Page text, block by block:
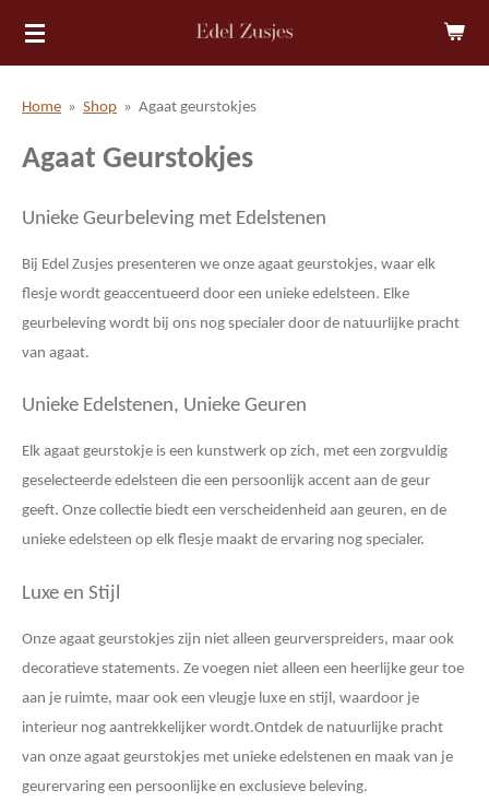
Ga
deHome » Shop » Agaat geurstokjes
Agaat Geurstokjes
Unieke Geurbeleving met Edelstenen
Bij Edel Zusjes presenteren we onze agaat geurstokjes, waar elk
flesje wordt geaccentueerd door een unieke edelsteen. Elke
geurbeleving wordt bij ons nog specialer door de natuurlijke pracht
van agaat.
Unieke Edelstenen, Unieke Geuren
Elk agaat geurstokje is een kunstwerk op zich, met een zorgvuldig
geselecteerde edelsteen die een persoonlijk accent aan de geur
geeft. Onze collectie biedt een verscheidenheid aan geuren, en de
unieke edelsteen op elk flesje maakt de ervaring nog specialer.
Luxe en Stijl
Onze agaat geurstokjes zijn niet alleen geurverspreiders, maar ook
decoratieve statements. Ze voegen niet alleen een heerlijke geur toe
aan je ruimte, maar ook een vleugje luxe en stijl, waardoor je
interieur nog aantrekkelijker wordt.Ontdek de natuurlijke pracht
van onze agaat geurstokjes met unieke edelstenen en maak van je
geurervaring een persoonlijke en exclusieve beleving.